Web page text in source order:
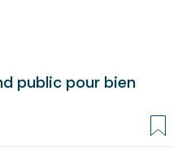
public pour bien